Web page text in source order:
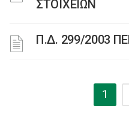
ΣΤΟΙΧΕΙΩΝ
Π.Δ. 299/2003
1